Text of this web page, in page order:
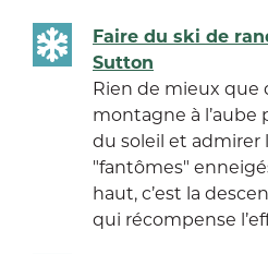
Faire du ski de
Sutton
Rien de mieux que
montagne à l’aube
du soleil et admirer
"fantômes"
haut, c’est la
qui récompense